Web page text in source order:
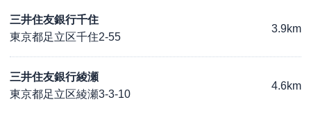
三井住友銀行千住
東京都足立区千住2-55
3.9km
三井住友銀行綾瀬
東京都足立区綾瀬3-3-10
4.6km